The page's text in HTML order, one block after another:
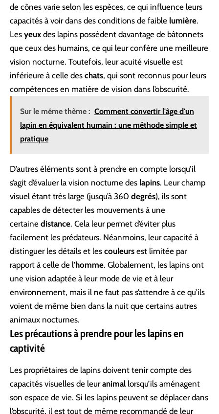
de cônes varie selon les espèces, ce qui influence leurs
capacités à voir dans des conditions de faible lumière.
Les yeux des lapins possèdent davantage de bâtonnets
que ceux des humains, ce qui leur confère une meilleure
vision nocturne. Toutefois, leur acuité visuelle est
inférieure à celle des chats, qui sont reconnus pour leurs
compétences en matière de vision dans l’obscurité.
Sur le même thème : Comment convertir l'âge d'un
lapin en équivalent humain : une méthode simple et
pratique
D’autres éléments sont à prendre en compte lorsqu’il
s’agit d’évaluer la vision nocturne des lapins. Leur champ
visuel étant très large (jusqu’à 360 degrés), ils sont
capables de détecter les mouvements à une
certaine distance. Cela leur permet d’éviter plus
facilement les prédateurs. Néanmoins, leur capacité à
distinguer les détails et les couleurs est limitée par
rapport à celle de l’homme. Globalement, les lapins ont
une vision adaptée à leur mode de vie et à leur
environnement, mais il ne faut pas s’attendre à ce qu’ils
voient de même bien dans la nuit que certains autres
animaux nocturnes.
Les précautions à prendre pour les lapins en
captivité
Les propriétaires de lapins doivent tenir compte des
capacités visuelles de leuranimal lorsqu’ils aménagent
son espace de vie. Si les lapins peuvent se déplacer dans
l’obscurité, il est tout de même recommandé de leur